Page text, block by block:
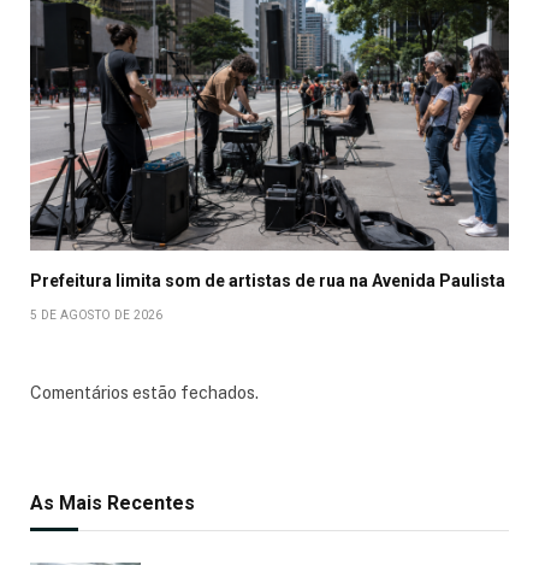
Prefeitura limita som de artistas de rua na Avenida Paulista
5 DE AGOSTO DE 2026
Comentários estão fechados.
As Mais Recentes